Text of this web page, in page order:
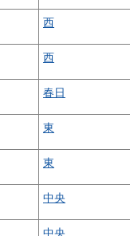
西
西
春日
東
東
中央
中央